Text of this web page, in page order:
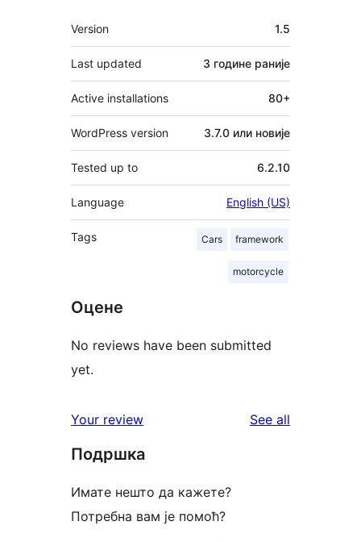
Мета
Version 1.5
Last updated 3 године раније
Active installations 80+
WordPress version 3.7.0 или новије
Tested up to 6.2.10
Language English (US)
Tags Cars framework
motorcycle
Оцене
No reviews have been submitted
yet.
Your review See all
Подршка
Имате нешто да кажете?
Потребна вам је помоћ?